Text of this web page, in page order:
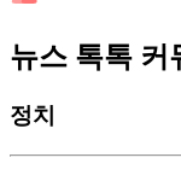
뉴스 톡톡 커
정치